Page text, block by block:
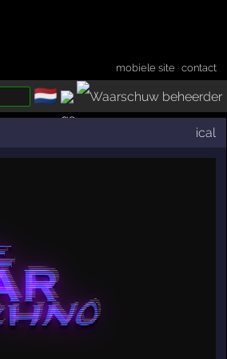
mobiele site ·contact
🇳🇱
ical